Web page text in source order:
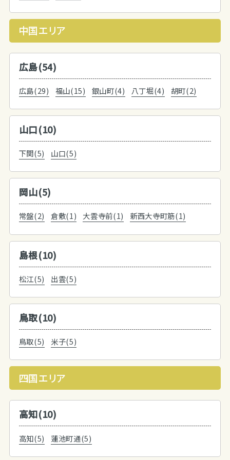
中国エリア
広島(54)
広島(29) 福山(15) 銀山町(4) 八丁堀(4) 胡町(2)
山口(10)
下関(5) 山口(5)
岡山(5)
常盤(2) 倉敷(1) 大雲寺前(1) 新西大寺町筋(1)
島根(10)
松江(5) 出雲(5)
鳥取(10)
鳥取(5) 米子(5)
四国エリア
高知(10)
高知(5) 蓮池町通(5)